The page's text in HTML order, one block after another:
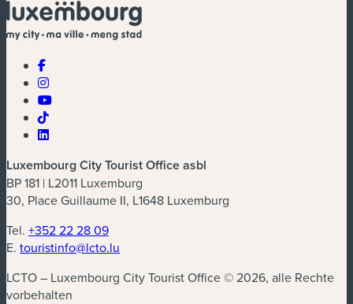
Luxembourg City Tourist Office asbl
BP 181 | L2011 Luxemburg
30, Place Guillaume II, L1648 Luxemburg
Tel. +352 22 28 09
E. touristinfo@lcto.lu
LCTO – Luxembourg City Tourist Office © 2026, alle Rechte
vorbehalten